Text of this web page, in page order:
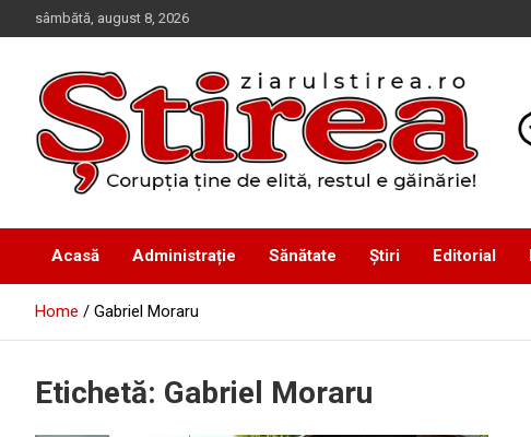
to
sâmbătă, august 8, 2026
Ziarul Știrea
Acasă Administrație Sănătate Știri Editorial
Home Gabriel Moraru
Etichetă: Gabriel Moraru